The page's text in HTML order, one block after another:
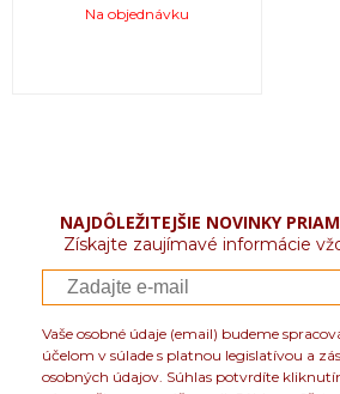
Na objednávku
NAJDÔLEŽITEJŠIE NOVINKY
Získajte zaujímavé informácie
Vaše osobné údaje (email) budeme
účelom v súlade s platnou legislatívou a
osobných údajov. Súhlas potvrdíte